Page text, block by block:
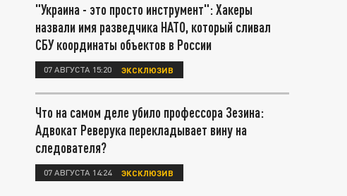
"Украина - это просто инструмент": Хакеры
назвали имя разведчика НАТО, который сливал
СБУ координаты объектов в России
07 АВГУСТА 15:20 ЭКСКЛЮЗИВ
Что на самом деле убило профессора Зезина:
Адвокат Реверука перекладывает вину на
следователя?
07 АВГУСТА 14:24 ЭКСКЛЮЗИВ